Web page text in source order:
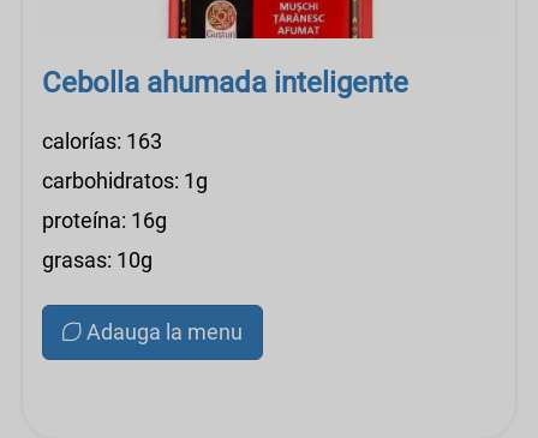
Cebolla ahumada inteligente
calorías: 163
carbohidratos: 1g
proteína: 16g
grasas: 10g
Adauga la menu